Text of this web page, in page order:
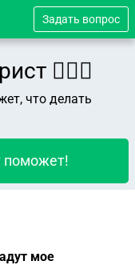
Задать вопрос
👨🏻‍⚖️
что делать
поможет!
мое